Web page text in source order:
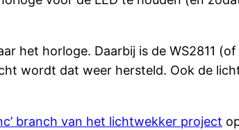
het horloge. Daarbij is de WS2811
wordt dat weer hersteld. Ook de
branch van het lichtwekker project